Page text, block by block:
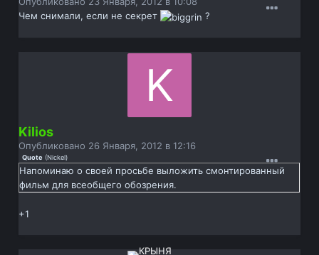
Чем снимали, если не секрет
?
Kilios
Опубликовано 26 Января, 2012 в 12:16
Quote (Nickel)
Напоминаю о своей просьбе выложить смонтированный
фильм для всеобщего обозрения.
+1